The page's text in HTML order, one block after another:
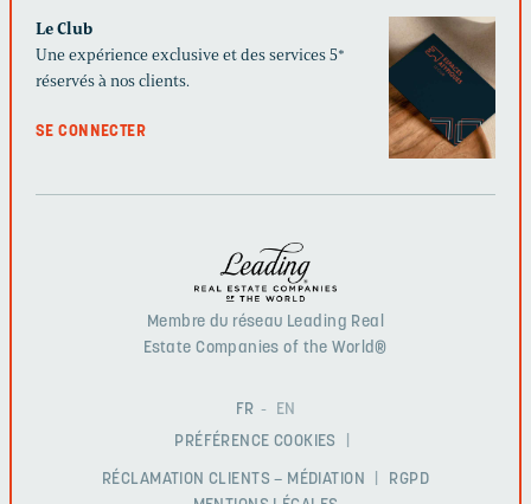
Le Club
Une expérience exclusive et des services 5*
réservés à nos clients.
SE CONNECTER
Membre du réseau Leading Real
Estate Companies of the World®
FR
EN
PRÉFÉRENCE COOKIES
RÉCLAMATION CLIENTS – MÉDIATION
RGPD